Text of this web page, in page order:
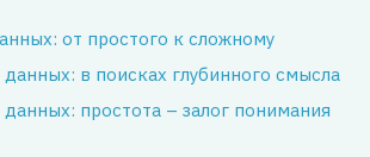
от простого к сложному
данных: в поисках глубинного смысла
данных: простота – залог понимания